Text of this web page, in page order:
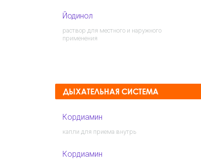
Йодинол
раствор для местного и наружного
применения
ДЫХАТЕЛЬНАЯ СИСТЕМА
Кордиамин
капли для приема внутрь
Кордиамин